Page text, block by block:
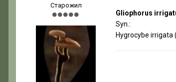
Старожил
Gliophorus
Syn.:
Hygrocybe irrigata